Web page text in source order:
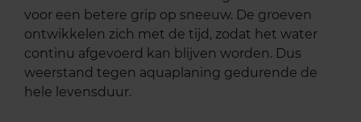
voor een betere grip op sneeuw. De groeven
ontwikkelen zich met de tijd, zodat het water
continu afgevoerd kan blijven worden. Dus
weerstand tegen aquaplaning gedurende de
hele levensduur.